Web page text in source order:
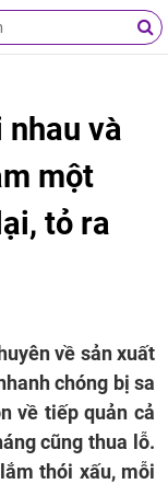
và
một
tỏ ra
về sản xuất
chóng bị sa
về tiếp quản cả
cũng thua lỗ.
thói xấu, mỗi